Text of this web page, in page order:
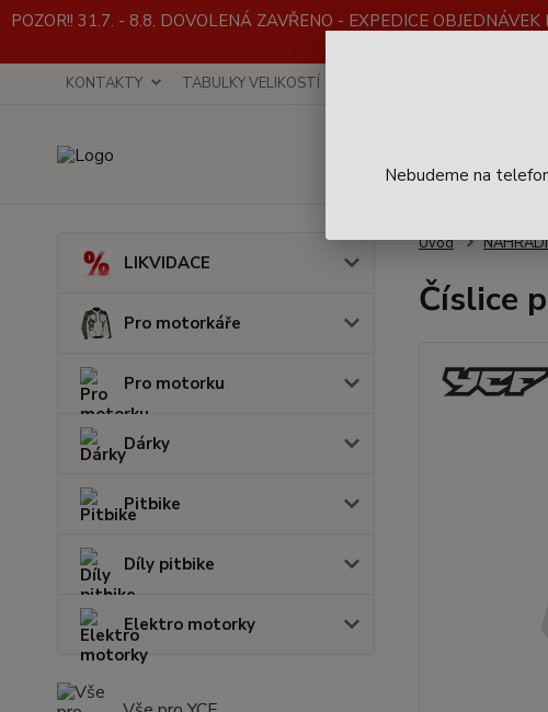
POZOR!! 31.7. - 8.8. DOVOLENÁ ZAVŘENO - EXPEDICE
KONTAKTY TABULKY VELIKOSTÍ
LIKVIDACE
Pro motorkáře
Pro motorku
Dárky
Pitbike
Díly pitbike
Elektro motorky
Úvod
Číslice
Nebudeme na